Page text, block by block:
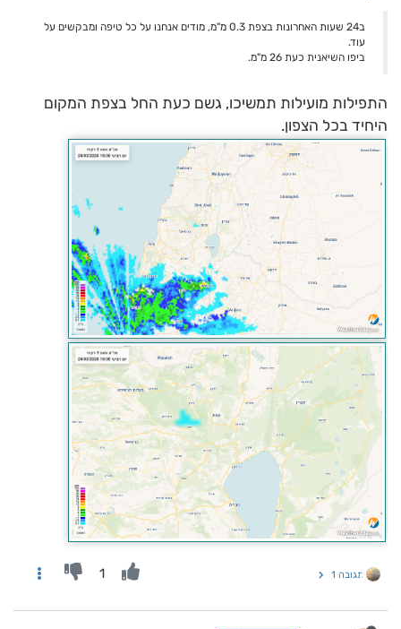
ב24 שעות האחרונות בצפת 0.3 מ"מ, מודים אנחנו על כל טיפה ומבקשים על
עוד.
ביפו השיאנית כעת 26 מ"מ.
התפילות מועילות תמשיכו, גשם כעת החל בצפת המקום
היחיד בכל הצפון.
תגובה 1 1